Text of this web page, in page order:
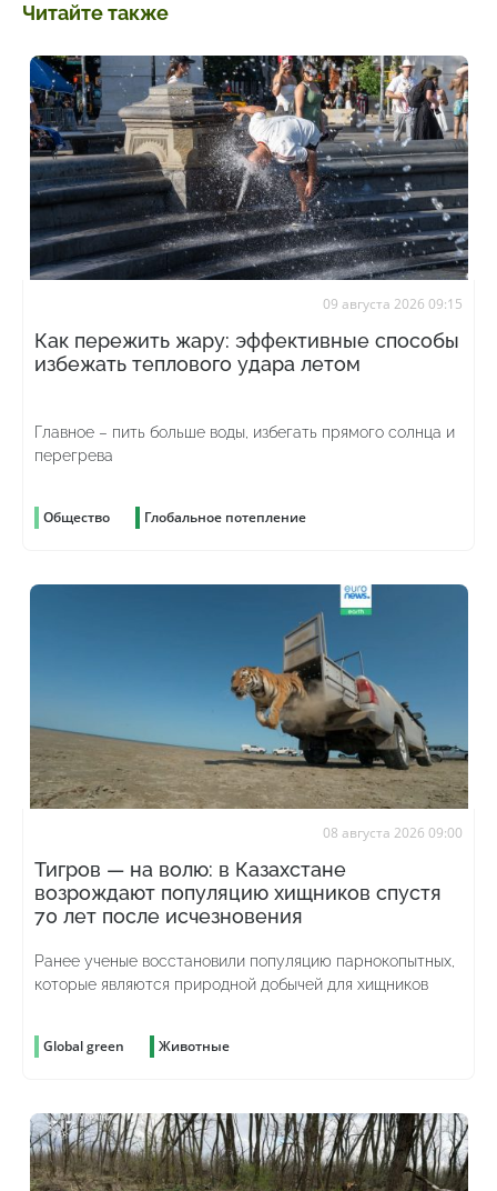
Читайте также
09 августа 2026 09:15
Как пережить жару: эффективные способы
избежать теплового удара летом
Главное – пить больше воды, избегать прямого солнца и
перегрева
Общество Глобальное потепление
08 августа 2026 09:00
Тигров — на волю: в Казахстане
возрождают популяцию хищников спустя
70 лет после исчезновения
Ранее ученые восстановили популяцию парнокопытных,
которые являются природной добычей для хищников
Global green Животные